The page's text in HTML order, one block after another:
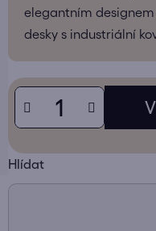
elegantním
desky s industriální
Hlídat